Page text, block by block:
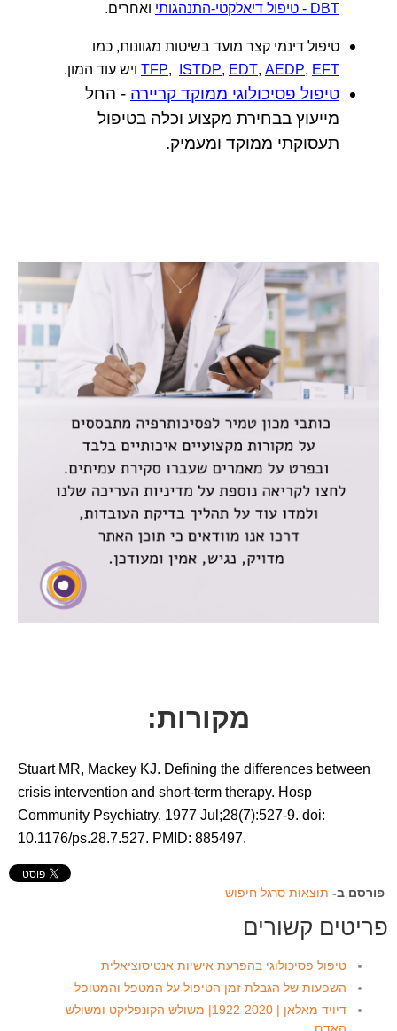
DBT - טיפול דיאלקטי-התנהגותי
ואחרים.
טיפול דינמי קצר מועד בשיטות מגוונות, כמו
TFP, ISTDP, EDT, AEDP, EFT ויש עוד המון.
טיפול פסיכולוגי ממוקד קריירה - החל
מייעוץ בבחירת מקצוע וכלה בטיפול
תעסוקתי ממוקד ומעמיק.
מקורות:
Stuart MR, Mackey KJ. Defining the differences between
crisis intervention and short-term therapy. Hosp
Community Psychiatry. 1977 Jul;28(7):527-9. doi:
10.1176/ps.28.7.527. PMID: 885497.
פורסם ב- תוצאות סרגל חיפוש
פריטים קשורים
טיפול פסיכולוגי בהפרעת אישיות אנטיסוציאלית
השפעות של הגבלת זמן הטיפול על המטפל והמטופל
דיויד מאלאן | 1922-2020| משולש הקונפליקט ומשולש